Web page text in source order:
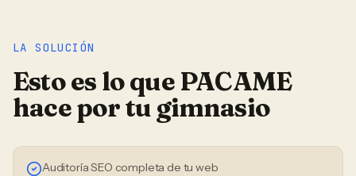
LA SOLUCIÓN
Esto es lo que PACAME
hace por tu gimnasio
Auditoría SEO completa de tu web